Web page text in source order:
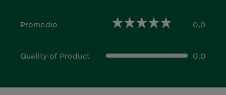
Promedio
0,0 out of 5 stars 0,0
Quality of Product
0,0 out of 5 stars 0,0